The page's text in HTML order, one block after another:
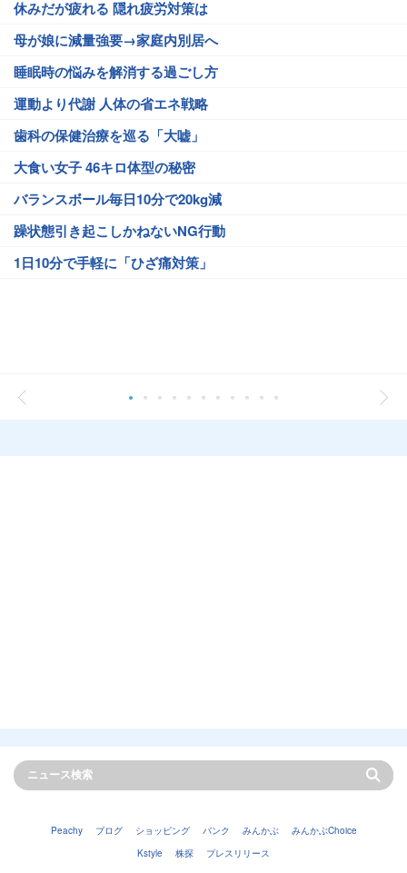
休みだが疲れる 隠れ疲労対策は
母が娘に減量強要→家庭内別居へ
睡眠時の悩みを解消する過ごし方
運動より代謝 人体の省エネ戦略
歯科の保健治療を巡る「大嘘」
大食い女子 46キロ体型の秘密
バランスボール毎日10分で20kg減
躁状態引き起こしかねないNG行動
1日10分で手軽に「ひざ痛対策」
Peachy ブログ ショッピング バンク みんかぶ
みんかぶChoice
Kstyle
株探 プレスリリース